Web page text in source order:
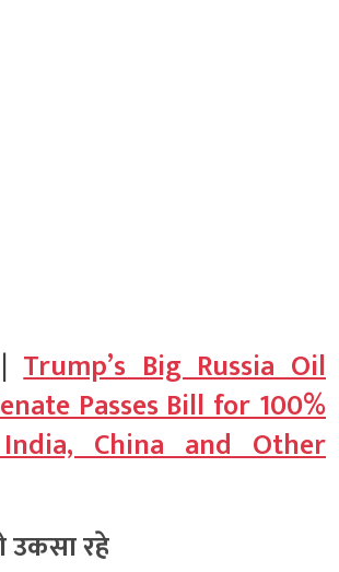
|Trump’s Big Russia Oil
Passes Bill for 100%
China and Other
उकसा रहे